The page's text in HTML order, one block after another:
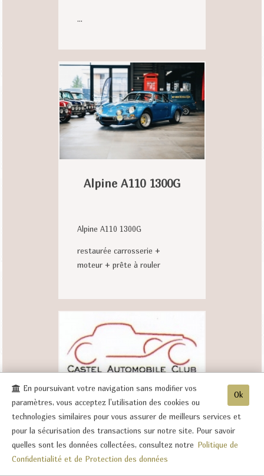
...
Alpine A110 1300G
Alpine A110 1300G
restaurée carrosserie +
moteur + prête à rouler
ASSEMBLEE GENERALE
Ok
En poursuivant votre navigation sans modifier vos
paramètres, vous acceptez l'utilisation des cookies ou
technologies similaires pour vous assurer de meilleurs services et
pour la sécurisation des transactions sur notre site. Pour savoir
quelles sont les données collectées, consultez notre
Politique de
Confidentialité et de Protection des données